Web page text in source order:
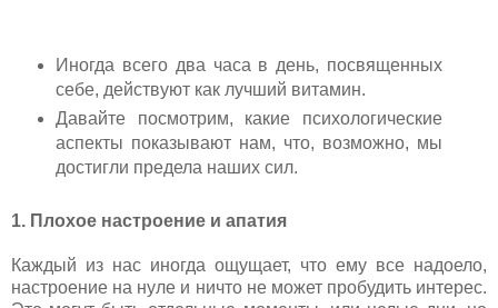
Иногда всего два часа в день, посвященных
себе, действуют как лучший витамин.
Давайте посмотрим, какие психологические
аспекты показывают нам, что, возможно, мы
достигли предела наших сил.
1. Плохое настроение и апатия
Каждый из нас иногда ощущает, что ему все надоело,
настроение на нуле и ничто не может пробудить интерес.